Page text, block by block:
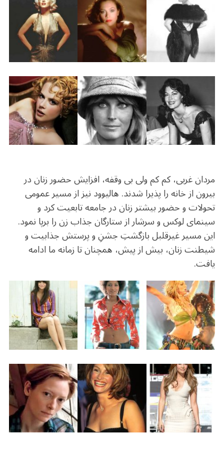
مردان غربی، کم کم ولی بی وقفه، افزایش حضور زنان در
بیرون از خانه را پذیرا شدند. هالیوود نیز از مسیر عمومی
تحولات و حضور بیشتر زنان در جامعه تابعیت کرد و
سینمای لوکس و سرشار از ستارگان جذاب زن را برپا نمود.
این مسیر غیرقلبل بازگشتِ جشنِ و پرستش جذابیت و
شیطنت زنان، بیش از پیش، همچنان تا زمانه ما ادامه
یافت.